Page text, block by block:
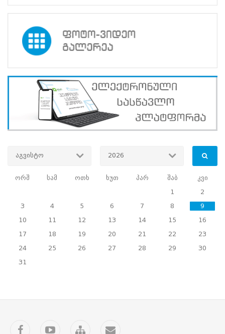
აგვისტო 2026
ორშ სამ ოთხ ხუთ პარ შაბ
კვი
1
2
3
4 5 6 7 8
9
10
11 12 13 14 15
16
17
18 19 20 21 22
23
24
25 26 27 28 29
30
31
Facebook
YouTube
საიტის
კონტაქტი